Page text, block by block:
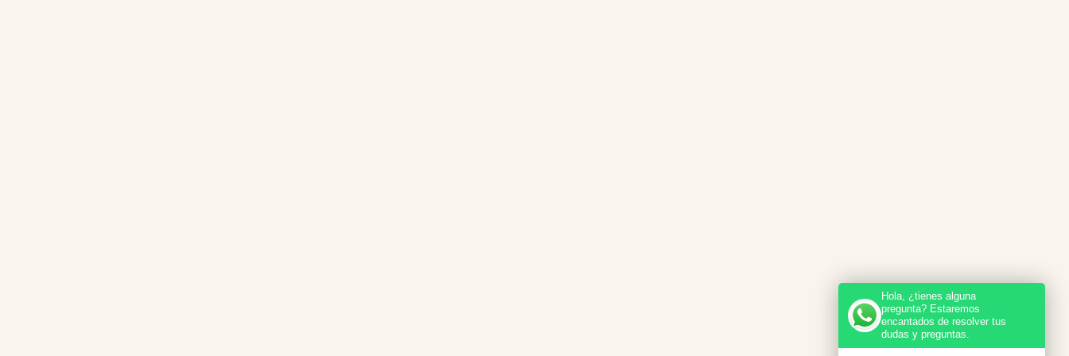
Hola, ¿tienes alguna
pregunta? Estaremos
encantados de resolver tus
dudas y preguntas.